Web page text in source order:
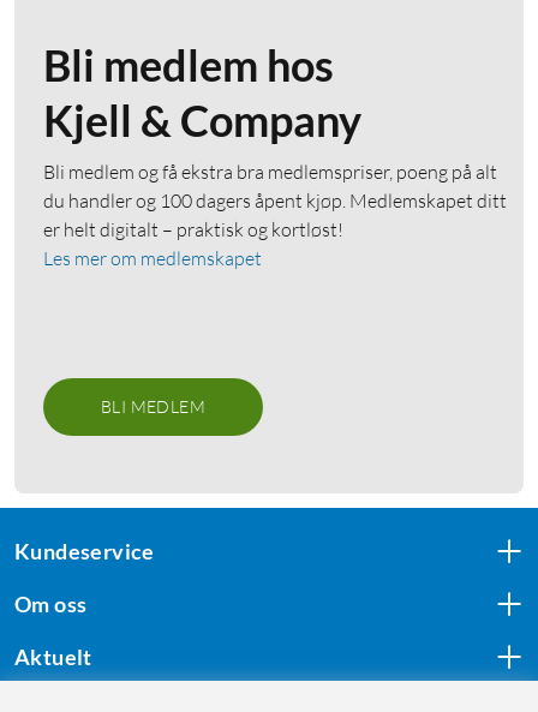
Bli medlem hos
Kjell & Company
Bli medlem og få ekstra bra medlemspriser, poeng på alt
du handler og 100 dagers åpent kjøp. Medlemskapet ditt
er helt digitalt – praktisk og kortløst!
Les mer om medlemskapet
BLI MEDLEM
Kundeservice
Om oss
Aktuelt